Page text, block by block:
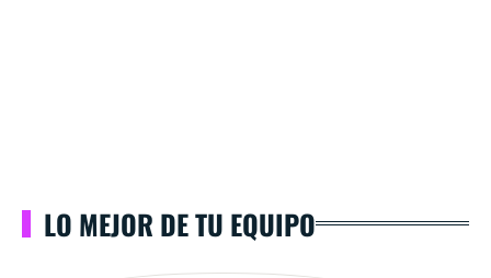
LO MEJOR DE TU EQUIPO